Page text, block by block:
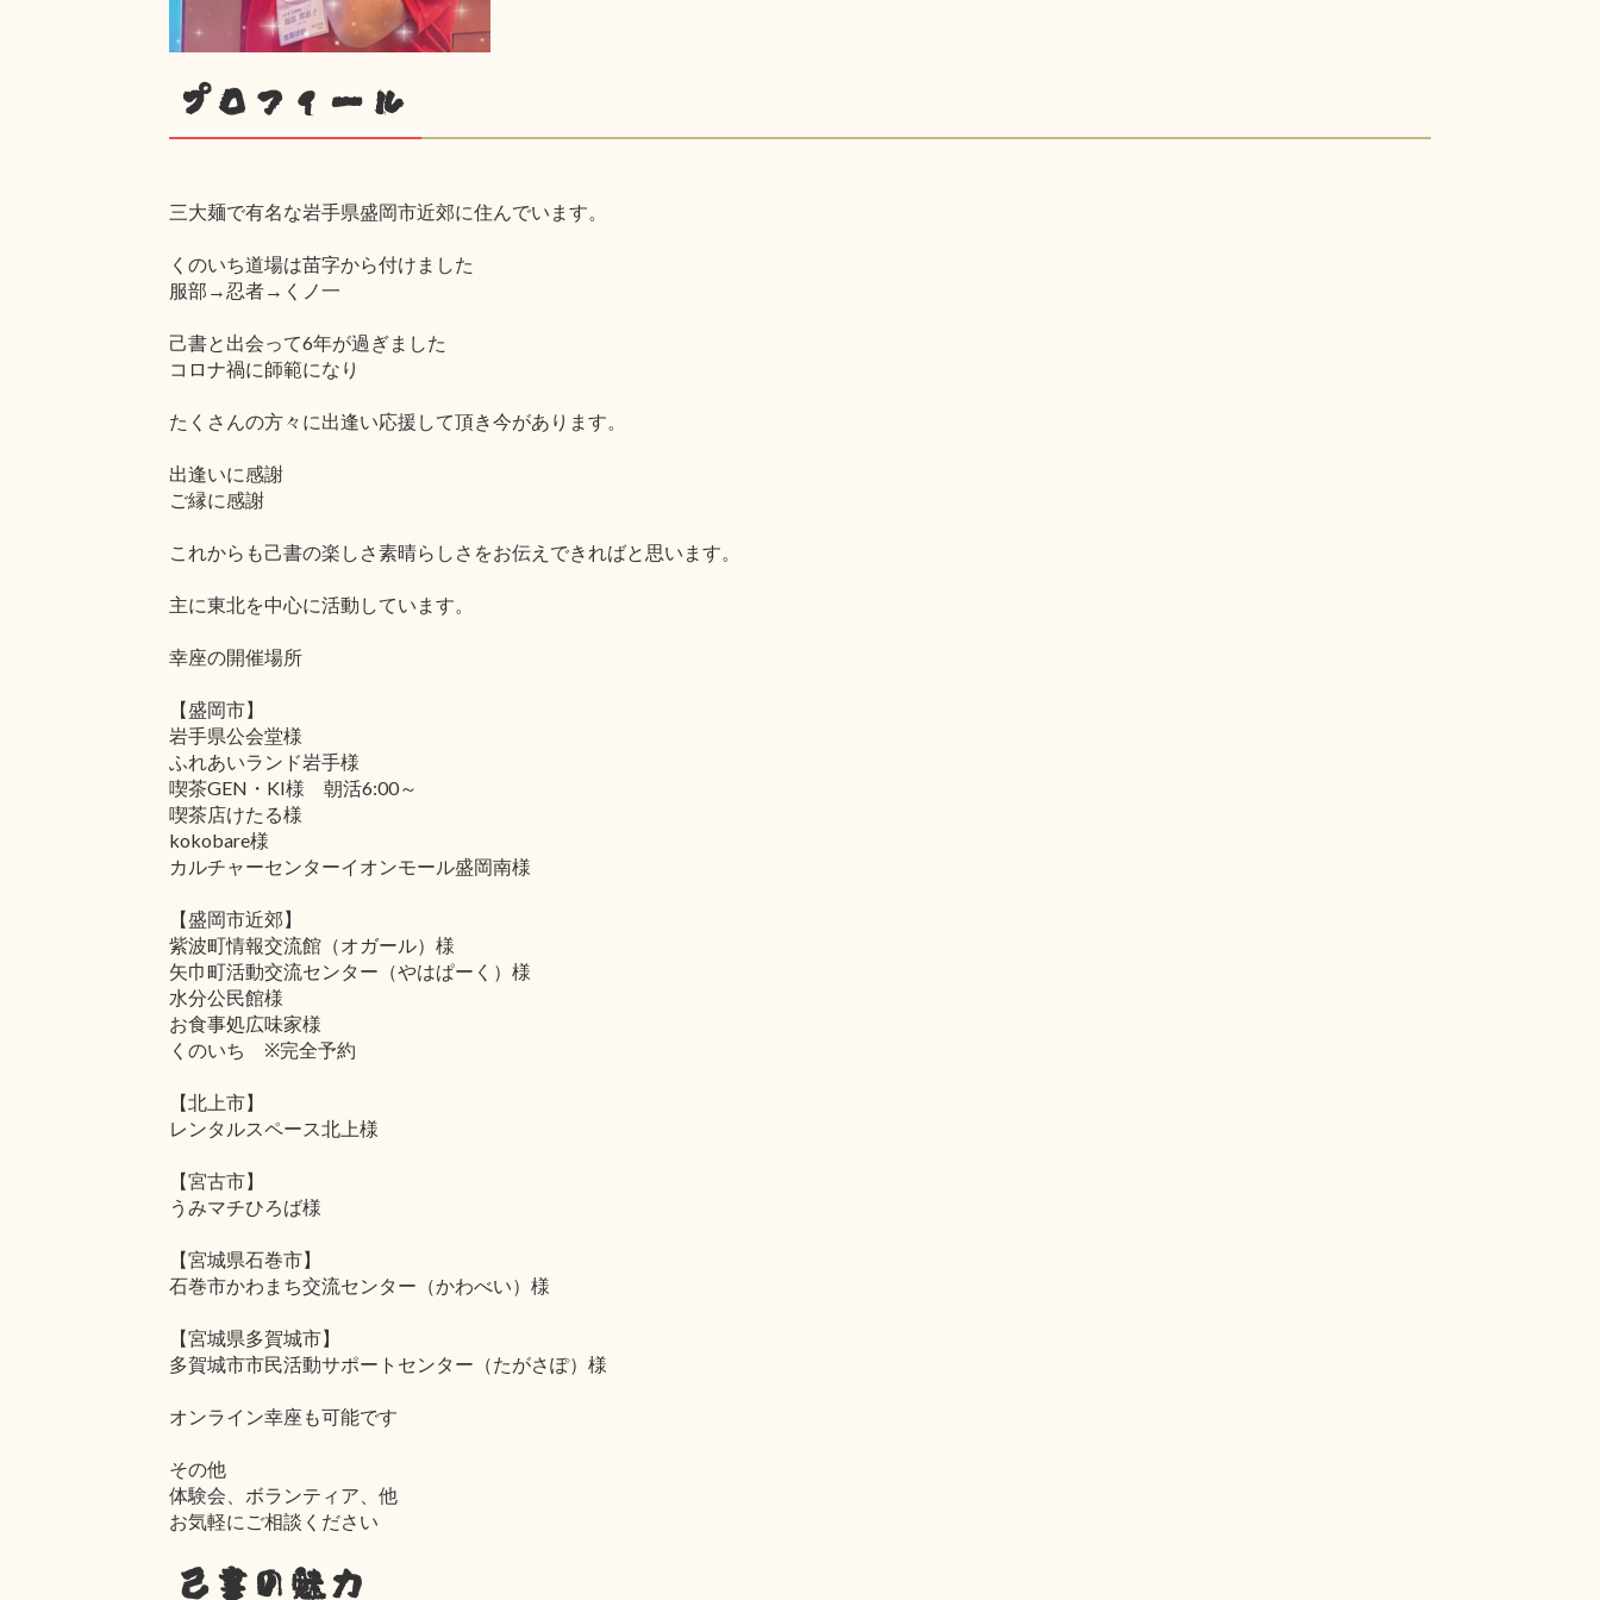
プロフィール
三大麺で有名な岩手県盛岡市近郊に住んでいます。
くのいち道場は苗字から付けました
服部→忍者→くノ一
己書と出会って6年が過ぎました
コロナ禍に師範になり
たくさんの方々に出逢い応援して頂き今があります。
出逢いに感謝
ご縁に感謝
これからも己書の楽しさ素晴らしさをお伝えできればと思います。
主に東北を中心に活動しています。
幸座の開催場所
【盛岡市】
岩手県公会堂様
ふれあいランド岩手様
喫茶GEN・KI様 朝活6:00～
喫茶店けたる様
kokobare様
カルチャーセンターイオンモール盛岡南様
【盛岡市近郊】
紫波町情報交流館（オガール）様
矢巾町活動交流センター（やはぱーく）様
水分公民館様
お食事処広味家様
くのいち ※完全予約
【北上市】
レンタルスペース北上様
【宮古市】
うみマチひろば様
【宮城県石巻市】
石巻市かわまち交流センター（かわべい）様
【宮城県多賀城市】
多賀城市市民活動サポートセンター（たがさぽ）様
オンライン幸座も可能です
その他
体験会、ボランティア、他
お気軽にご相談ください
己書の魅力